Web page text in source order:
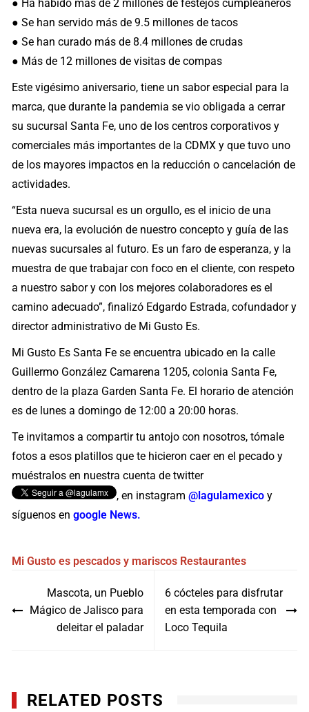
● Ha habido más de 2 millones de festejos cumpleañeros
● Se han servido más de 9.5 millones de tacos
● Se han curado más de 8.4 millones de crudas
● Más de 12 millones de visitas de compas
Este vigésimo aniversario, tiene un sabor especial para la
marca, que durante la pandemia se vio obligada a cerrar
su sucursal Santa Fe, uno de los centros corporativos y
comerciales más importantes de la CDMX y que tuvo uno
de los mayores impactos en la reducción o cancelación de
actividades.
“Esta nueva sucursal es un orgullo, es el inicio de una
nueva era, la evolución de nuestro concepto y guía de las
nuevas sucursales al futuro. Es un faro de esperanza, y la
muestra de que trabajar con foco en el cliente, con respeto
a nuestro sabor y con los mejores colaboradores es el
camino adecuado”, finalizó Edgardo Estrada, cofundador y
director administrativo de Mi Gusto Es.
Mi Gusto Es Santa Fe se encuentra ubicado en la calle
Guillermo González Camarena 1205, colonia Santa Fe,
dentro de la plaza Garden Santa Fe. El horario de atención
es de lunes a domingo de 12:00 a 20:00 horas.
Te invitamos a compartir tu antojo con nosotros, tómale
fotos a esos platillos que te hicieron caer en el pecado y
muéstralos en nuestra cuenta de twitter
, en instagram@lagulamexico y
síguenos engoogle News.
Mi Gusto es pescados y mariscos Restaurantes
entradas
Mascota, un Pueblo
Mágico de Jalisco para
deleitar el paladar
6 cócteles para disfrutar
en esta temporada con
Loco Tequila
RELATED POSTS